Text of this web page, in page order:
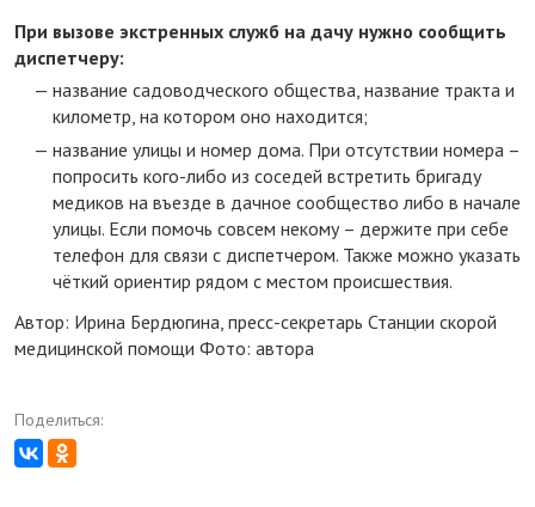
При вызове экстренных служб на дачу нужно сообщить
диспетчеру:
название садоводческого общества, название тракта и
километр, на котором оно находится;
название улицы и номер дома. При отсутствии номера –
попросить кого-либо из соседей встретить бригаду
медиков на въезде в дачное сообщество либо в начале
улицы. Если помочь совсем некому – держите при себе
телефон для связи с диспетчером. Также можно указать
чёткий ориентир рядом с местом происшествия.
Автор: Ирина Бердюгина, пресс-секретарь Станции скорой
медицинской помощи Фото: автора
Поделиться: